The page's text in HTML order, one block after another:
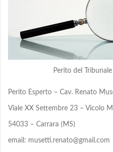
Perito del Tribunale
Perito Esperto – Cav. Renato
Viale XX Settembre 23 – Vicolo
54033 – Carrara (MS)
email: musetti.renato@gmail.com